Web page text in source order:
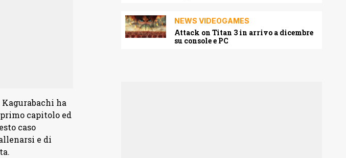
ha
capitolo ed
caso
e di
NEWS VIDEOGAMES
Attack on Titan 3 in arrivo a dicembre
su console e PC